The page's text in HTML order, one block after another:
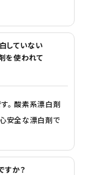
していない
を使われて
。 酸素系漂白剤
安全な漂白剤で
すか？